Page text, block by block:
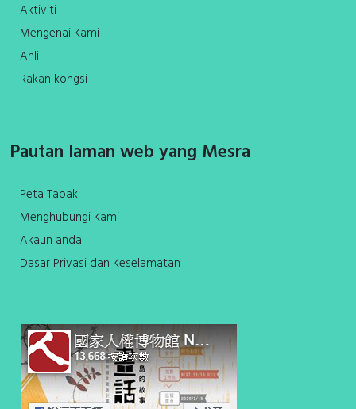
Aktiviti
Mengenai Kami
Ahli
Rakan kongsi
Pautan laman web yang Mesra
Peta Tapak
Menghubungi Kami
Akaun anda
Dasar Privasi dan Keselamatan